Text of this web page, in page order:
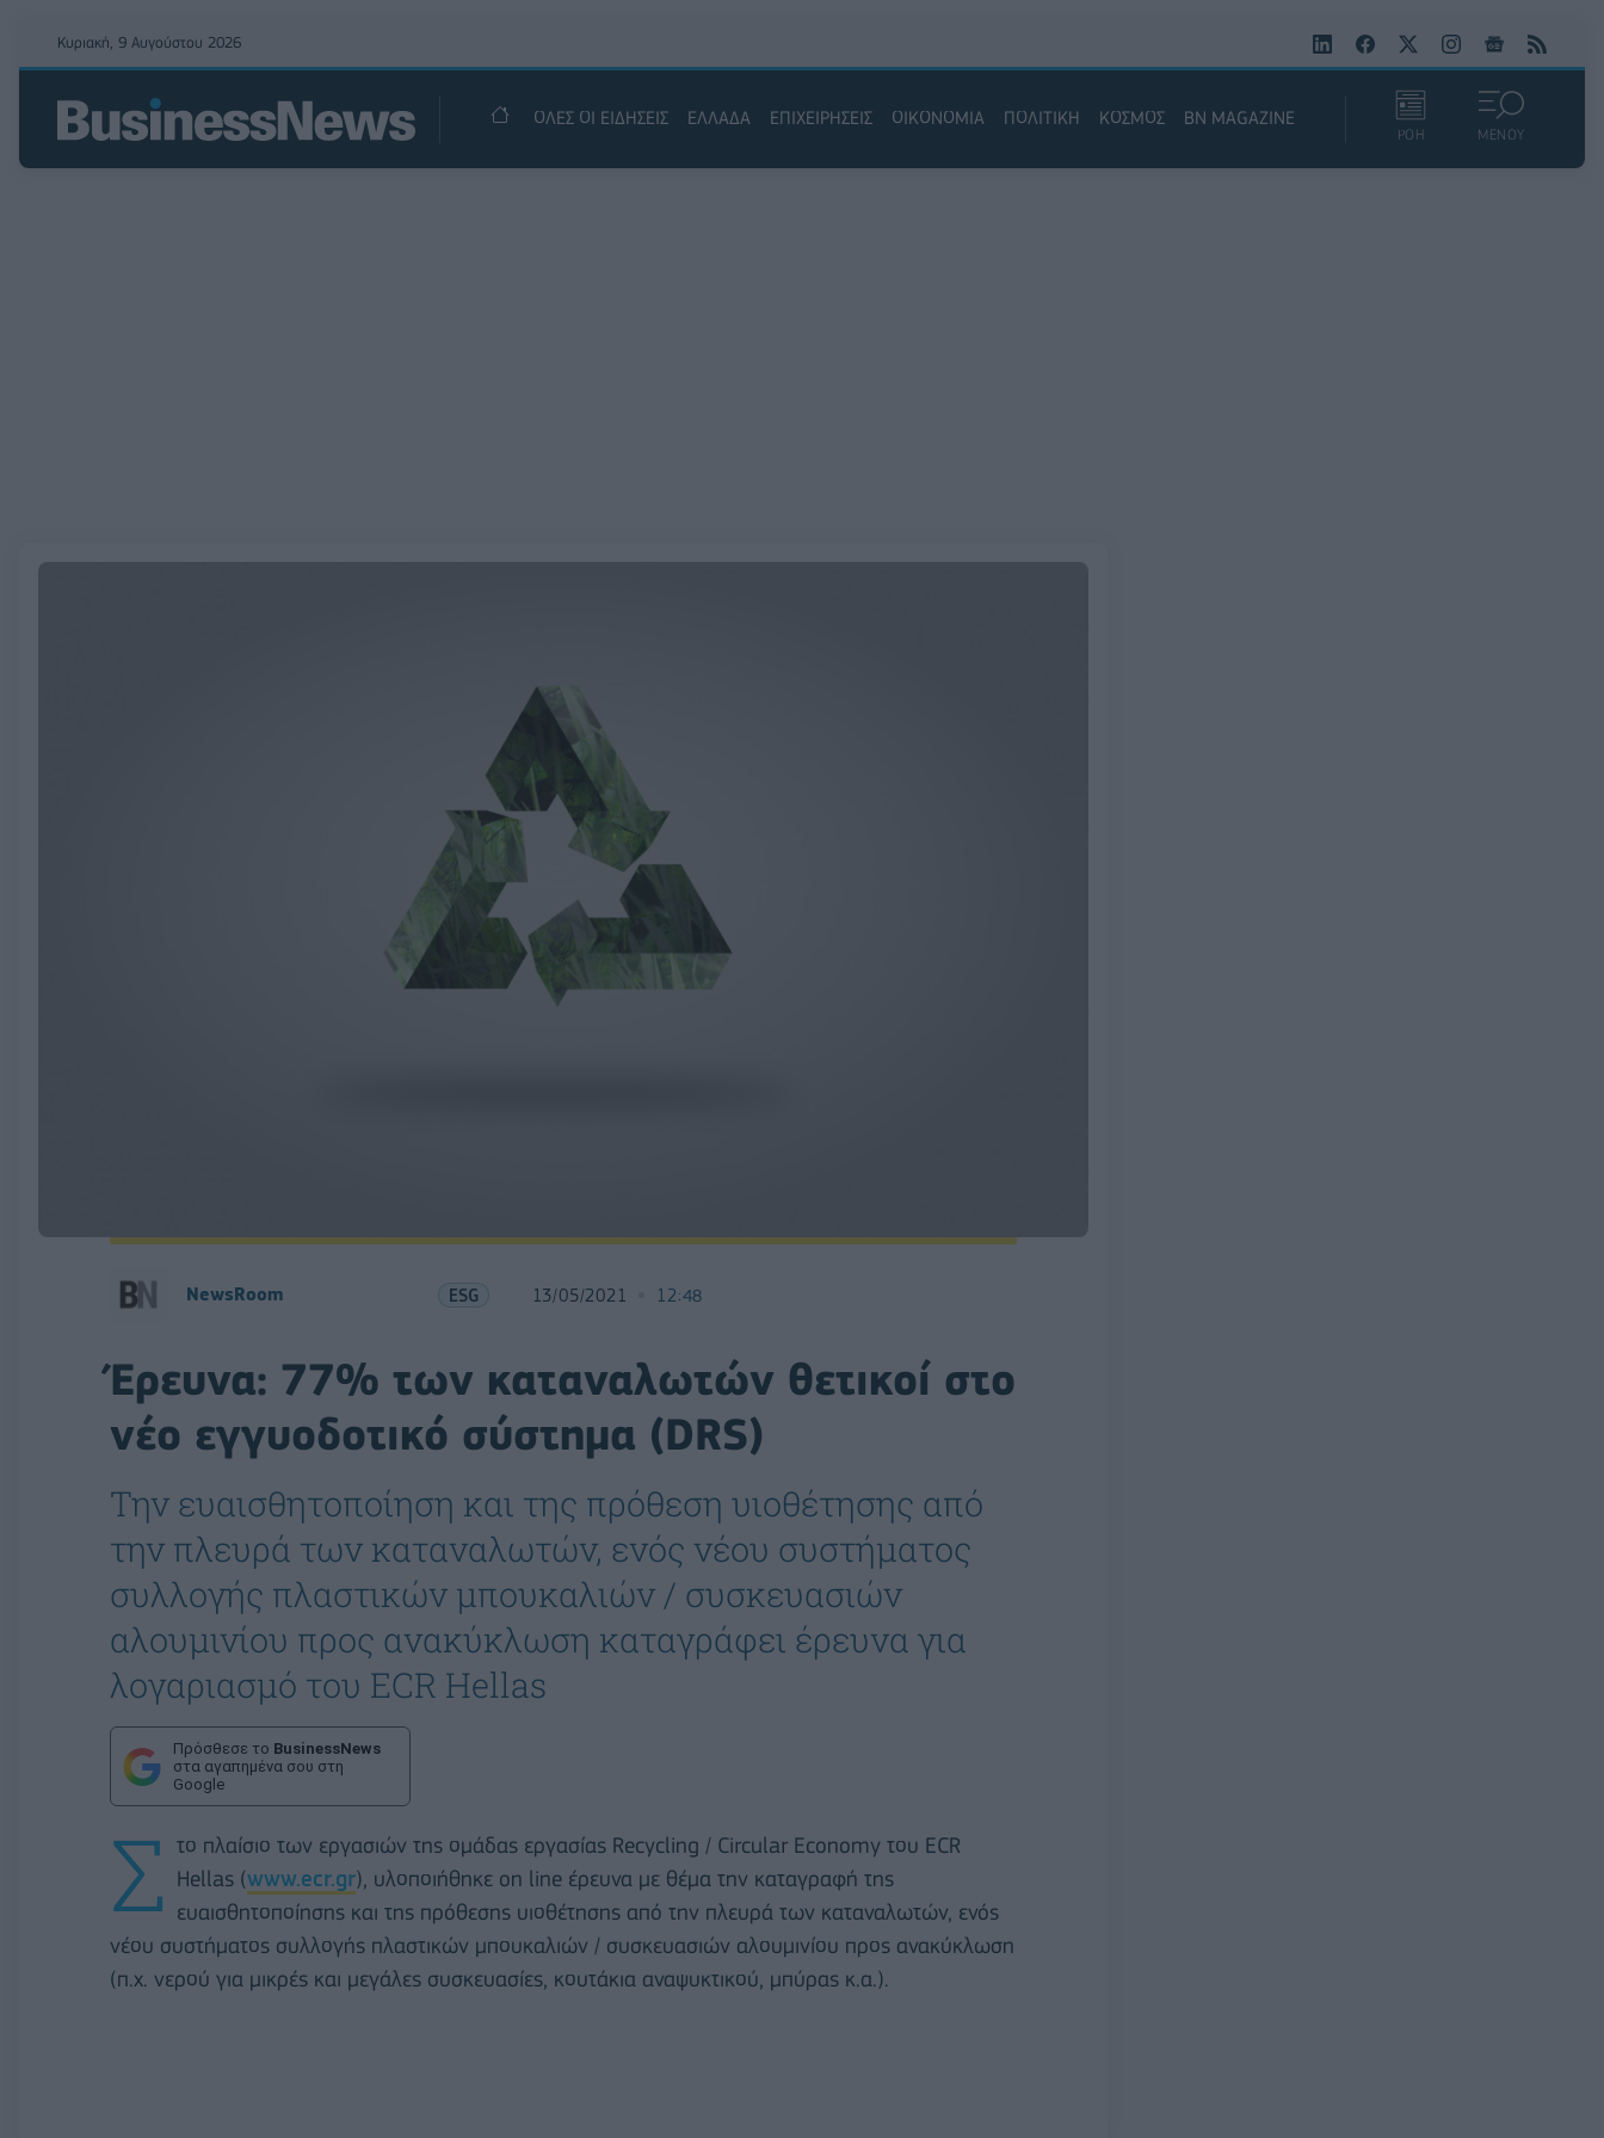
Κυριακή, 9 Αυγούστου 2026
ΟΛΕΣ ΟΙ ΕΙΔΗΣΕΙΣ ΕΛΛΑΔΑ ΕΠΙΧΕΙΡΗΣΕΙΣ ΟΙΚΟΝΟΜΙΑ ΠΟΛΙΤΙΚΗ ΚΟΣΜΟΣ BN MAGAZINE
ΡΟΗ ΜΕΝΟΥ
NewsRoom ESG 13/05/2021 12:48
Έρευνα: 77% των καταναλωτών θετικοί στο
νέο εγγυοδοτικό σύστημα (DRS)
Την ευαισθητοποίηση και της πρόθεση υιοθέτησης από
την πλευρά των καταναλωτών, ενός νέου συστήματος
συλλογής πλαστικών μπουκαλιών / συσκευασιών
αλουμινίου προς ανακύκλωση καταγράφει έρευνα για
λογαριασμό του ECR Hellas
Πρόσθεσε το BusinessNews
στα αγαπημένα σου στη
Google
Σ το πλαίσιο των εργασιών της ομάδας εργασίας Recycling / Circular Economy του ECR
Hellas (www.ecr.gr), υλοποιήθηκε on line έρευνα με θέμα την καταγραφή της
ευαισθητοποίησης και της πρόθεσης υιοθέτησης από την πλευρά των καταναλωτών, ενός
νέου συστήματος συλλογής πλαστικών μπουκαλιών / συσκευασιών αλουμινίου προς ανακύκλωση
(π.χ. νερού για μικρές και μεγάλες συσκευασίες, κουτάκια αναψυκτικού, μπύρας κ.α.).